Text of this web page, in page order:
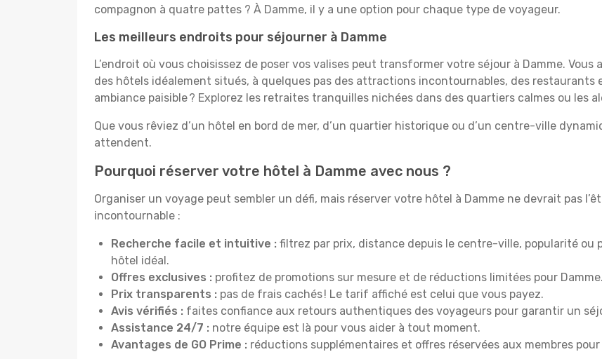
compagnon à quatre pattes ? À Damme, il y a une option pour chaque type de voyageur.
Les meilleurs endroits pour séjourner à Damme
L’endroit où vous choisissez de poser vos valises peut transformer votre séjour à Damme.
des hôtels idéalement situés, à quelques pas des attractions incontournables, des restaurants
ambiance paisible ? Explorez les retraites tranquilles nichées dans des quartiers calmes ou les
Que vous rêviez d’un hôtel en bord de mer, d’un quartier historique ou d’un centre-ville
attendent.
Pourquoi réserver votre hôtel à Damme avec nous ?
Organiser un voyage peut sembler un défi, mais réserver votre hôtel à Damme ne devrait pas
incontournable :
Recherche facile et intuitive : filtrez par prix, distance depuis le centre-ville, popularité ou
hôtel idéal.
Offres exclusives : profitez de promotions sur mesure et de réductions limitées pour Damme.
Prix transparents : pas de frais cachés ! Le tarif affiché est celui que vous payez.
Avis vérifiés : faites confiance aux retours authentiques des voyageurs pour garantir un
Assistance 24/7 : notre équipe est là pour vous aider à tout moment.
Avantages de GO Prime : réductions supplémentaires et offres réservées aux membres